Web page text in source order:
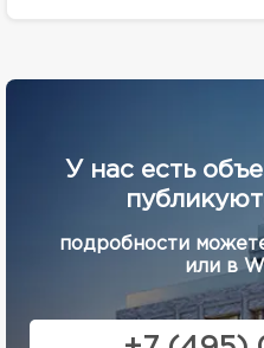
У нас есть
подробности
или в